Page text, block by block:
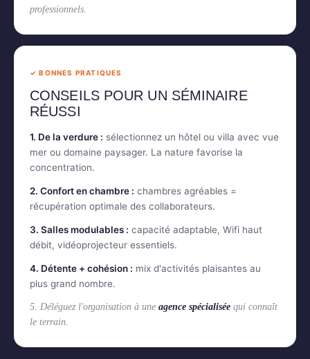
professionnels.
✓ BONNES PRATIQUES
CONSEILS POUR UN SÉMINAIRE
RÉUSSI
1. De la verdure : sélectionnez un hôtel ou villa avec vue
mer ou domaine paysager. La nature favorise la
concentration.
2. Confort en chambre : chambres agréables =
récupération optimale des collaborateurs.
3. Salles modulables : capacité adaptable, Wifi haut
débit, vidéoprojecteur essentiels.
4. Détente + cohésion : mix d'activités plaisantes au
plus grand nombre.
5. Déléguez l'organisation à une agence spécialisée qui connaît
le terrain.